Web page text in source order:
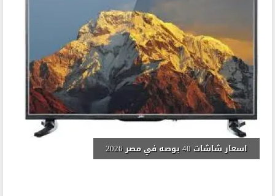
اسعار شاشات 40 بوصه في مصر 2026